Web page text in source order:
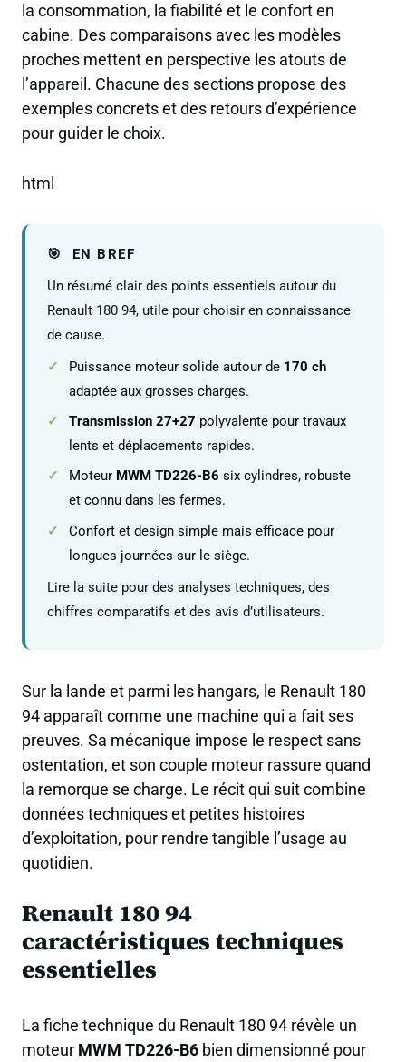
la consommation, la fiabilité et le confort en
cabine. Des comparaisons avec les modèles
proches mettent en perspective les atouts de
l’appareil. Chacune des sections propose des
exemples concrets et des retours d’expérience
pour guider le choix.
html
EN BREF
Un résumé clair des points essentiels autour du
Renault 180 94, utile pour choisir en connaissance
de cause.
Puissance moteur solide autour de 170 ch
adaptée aux grosses charges.
Transmission 27+27 polyvalente pour travaux
lents et déplacements rapides.
Moteur MWM TD226-B6 six cylindres, robuste
et connu dans les fermes.
Confort et design simple mais efficace pour
longues journées sur le siège.
Lire la suite pour des analyses techniques, des
chiffres comparatifs et des avis d’utilisateurs.
Sur la lande et parmi les hangars, le Renault 180
94 apparaît comme une machine qui a fait ses
preuves. Sa mécanique impose le respect sans
ostentation, et son couple moteur rassure quand
la remorque se charge. Le récit qui suit combine
données techniques et petites histoires
d’exploitation, pour rendre tangible l’usage au
quotidien.
Renault 180 94
caractéristiques techniques
essentielles
La fiche technique du Renault 180 94 révèle un
moteur MWM TD226-B6 bien dimensionné pour